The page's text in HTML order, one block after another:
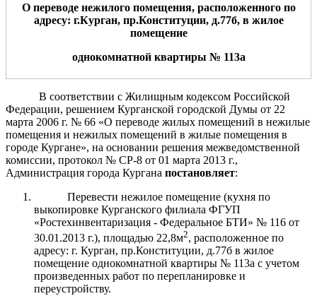
О переводе нежилогопомещения, расположенногопо
адресу: г.Курган, пр.Конституции, д.77б, в жилое
помещение
однокомнатной квартиры № 113а
В соответствии с Жилищным кодексом Российской
Федерации, решением Курганской городской Думы от 22
марта 2006 г. № 66 «О переводе жилых помещений в нежилые
помещения и нежилых помещений в жилые помещения в
городе Кургане», на основании решения межведомственной
комиссии, протокол № СР-8 от 01 марта 2013 г.,
Администрация города Кургана постановляет:
Перевести нежилое помещение (кухня по
выкопировке Курганского филиала ФГУП
«Ростехинвентаризация - Федеральное БТИ» № 116 от
30.01.2013 г.), площадью 22,8м2, расположенное по
адресу: г. Курган, пр.Конституции, д.77б в жилое
помещение однокомнатной квартиры № 113а с учетом
произведенных работ по перепланировке и
переустройству.